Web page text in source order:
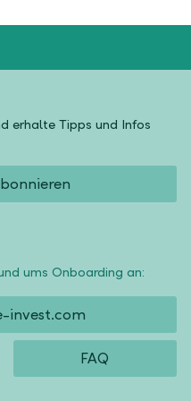
erhalte Tipps und Infos
ums Onboarding an:
invest.com
FAQ